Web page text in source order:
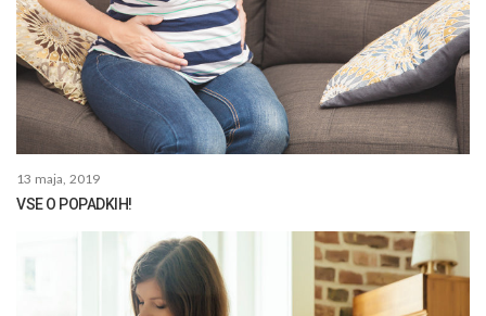
13 maja, 2019
VSE O POPADKIH!